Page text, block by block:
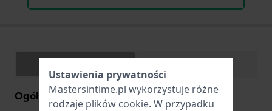
Ogólne Informacje
Ustawienia prywatności
Mastersintime.pl wykorzystuje różne
rodzaje plików cookie. W przypadku